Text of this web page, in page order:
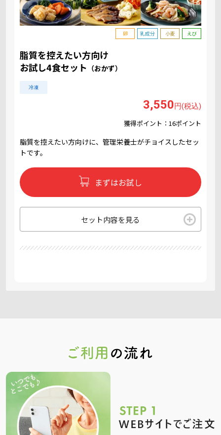
卵 乳成分 小麦 えび
脂質を控えたい方向け
お試し4食セット （おかず）
冷凍
3,550円(税込)
獲得ポイント：16ポイント
脂質を控えたい方向けに、管理栄養士がチョイスしたセッ
トです。
まずはお試し
セット内容を見る